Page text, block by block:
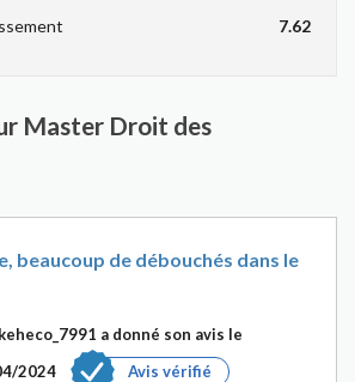
7.62
Master Droit des
beaucoup de débouchés dans le
a donné son avis le
2024
Avis vérifié